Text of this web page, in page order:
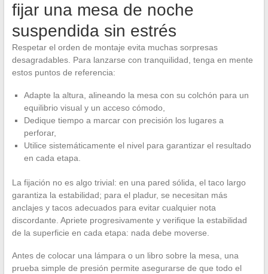
fijar una mesa de noche
suspendida sin estrés
Respetar el orden de montaje evita muchas sorpresas
desagradables. Para lanzarse con tranquilidad, tenga en mente
estos puntos de referencia:
Adapte la altura, alineando la mesa con su colchón para un
equilibrio visual y un acceso cómodo,
Dedique tiempo a marcar con precisión los lugares a
perforar,
Utilice sistemáticamente el nivel para garantizar el resultado
en cada etapa.
La fijación no es algo trivial: en una pared sólida, el taco largo
garantiza la estabilidad; para el pladur, se necesitan más
anclajes y tacos adecuados para evitar cualquier nota
discordante. Apriete progresivamente y verifique la estabilidad
de la superficie en cada etapa: nada debe moverse.
Antes de colocar una lámpara o un libro sobre la mesa, una
prueba simple de presión permite asegurarse de que todo el